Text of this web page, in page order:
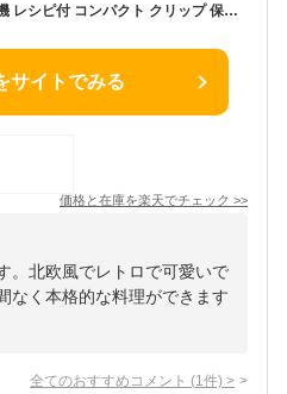
低温調理器 ブルーノ 低温調理機 レシピ付 コンパクト クリップ 保温 温度調節 温度設定 調理器 タイマー 時間設定 湯せん 防水 タッチパネル 肉料理 卵料理 茶碗蒸し 麹 ヨーグルト 発酵料理 軽量 簡単 時短 キッチン家電 調理器具 おしゃれ BRUNO ギフト プレゼント
サイトでみる
価格と在庫を楽天でチェック >>
。北欧風でレトロで可愛いで
なく本格的な料理ができます
全てのおすすめコメント (1 件) >